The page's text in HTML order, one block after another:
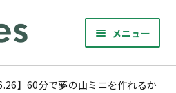
メニュー
サ
ブ
6.26】60分で夢の山ミニを作れるか